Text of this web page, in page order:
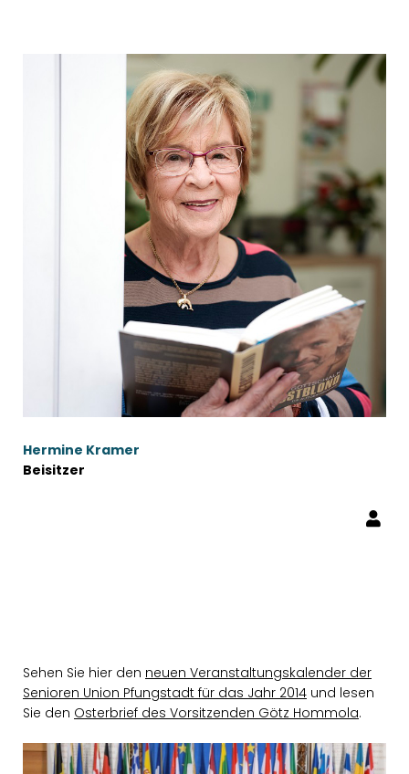
Hermine Kramer
Beisitzer
Sehen Sie hier den neuen Veranstaltungskalender der
Senioren Union Pfungstadt für das Jahr 2014 und lesen
Sie den Osterbrief des Vorsitzenden Götz Hommola.